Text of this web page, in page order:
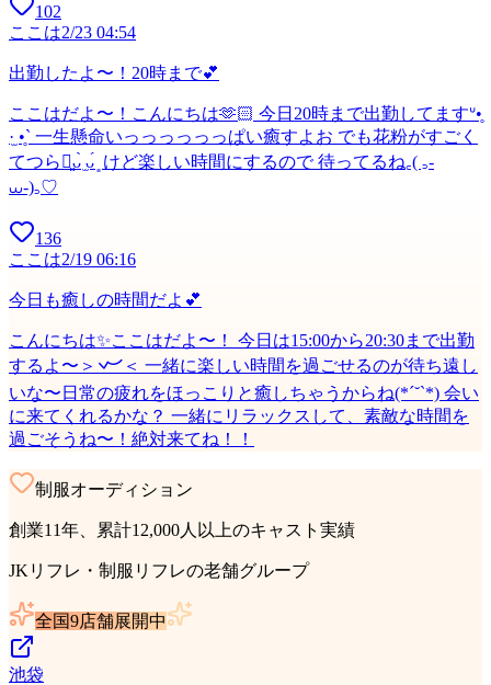
102
ここは2/23 04:54
出勤したよ〜！20時まで💕
ここはだよ〜！こんにちは🫶🏻 今日20時まで出勤してますᐡ•̥
·̫ •̥` 一生懸命いっっっっっっぱい癒すよお でも花粉がすごく
てつらい͈ᴗ̀ ̫ᴗ́ ͈ けど楽しい時間にするので 待ってるね꜀( ꜆-
⩊-)꜆♡
136
ここは2/19 06:16
今日も癒しの時間だよ💕
こんにちは✨ここはだよ〜！ 今日は15:00から20:30まで出勤
するよ〜＞𐋣＜ 一緒に楽しい時間を過ごせるのが待ち遠し
いな〜日常の疲れをほっこりと癒しちゃうからね(*´˘`*) 会い
に来てくれるかな？ 一緒にリラックスして、素敵な時間を
過ごそうね〜！絶対来てね！！
制服オーディション
創業11年、累計12,000人以上のキャスト実績
JKリフレ・制服リフレの老舗グループ
全国9店舗展開中
池袋